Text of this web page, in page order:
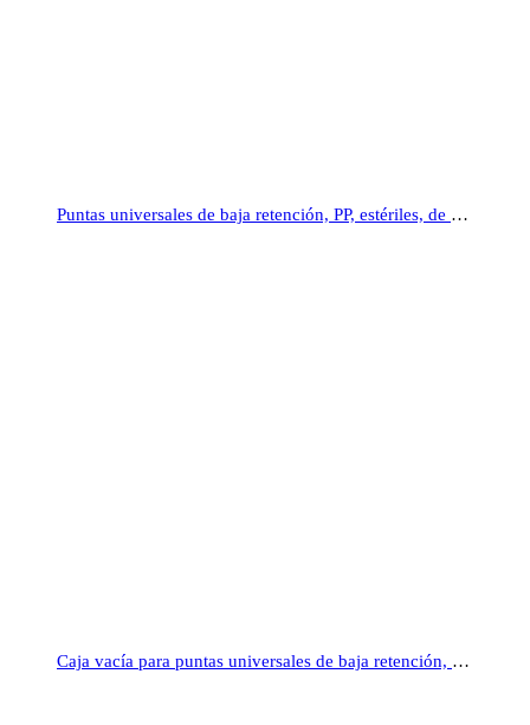
Puntas universales de baja retención, PP, estériles, de 10 µl, 200 µl y 1000 µl LLG®
Caja vacía para puntas universales de baja retención, PP, de 10 µl, 200 µl y 1000 µl LLG®